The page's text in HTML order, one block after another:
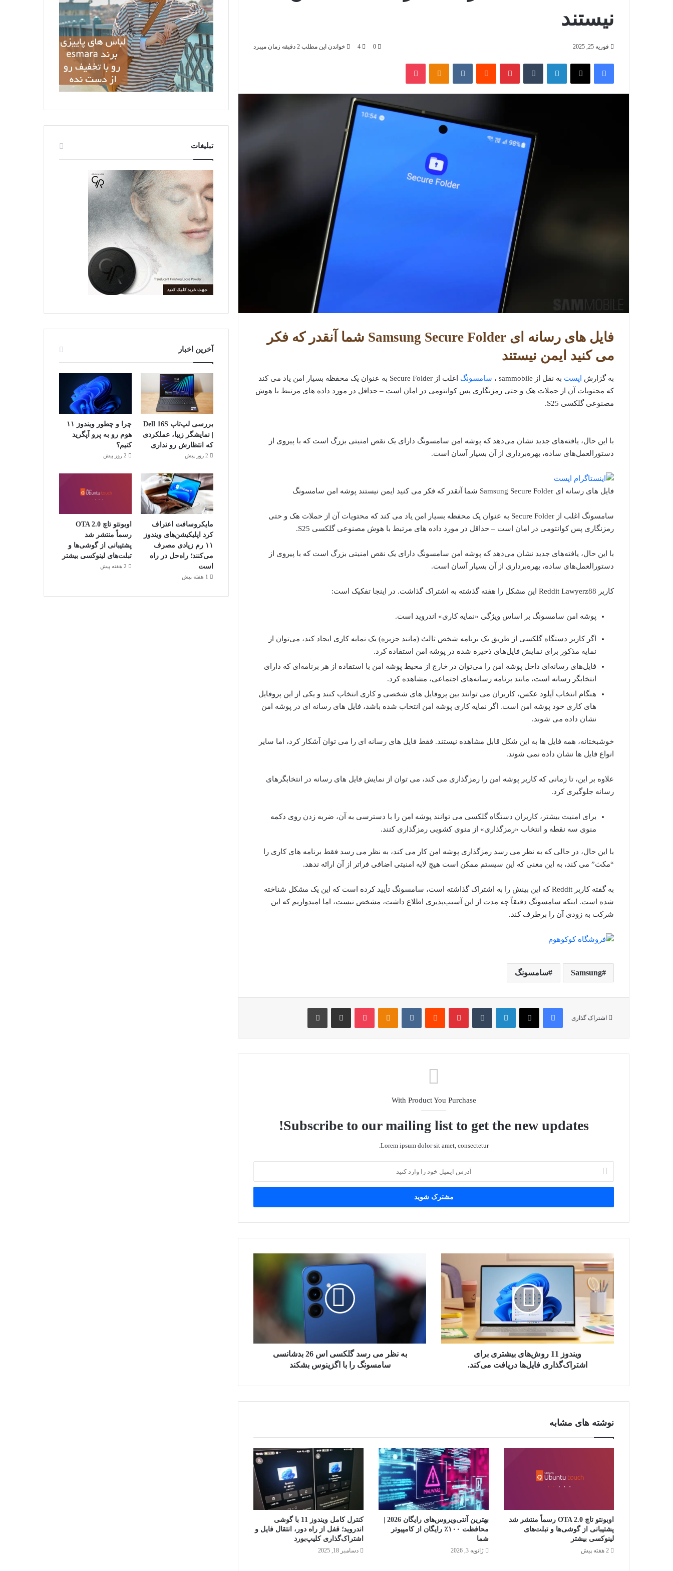
نیستند
فوریه 25, 2025 0
4 خواندن این مطلب 2 دقیقه زمان میبرد
فیس بوک X لینکدین ‫تامبلر ‫پین‌ترست‫رددیت ‫VKontakte
‫Odnoklassniki
پاکت
فایل های رسانه ای Samsung Secure Folder شما آنقدر که فکر
می کنید ایمن نیستند
به گزارش اپست به نقل از sammobile ، سامسونگ
اغلب از Secure Folder به عنوان یک محفظه بسیار امن یاد می کند
که محتویات آن از حملات هک و حتی رمزنگاری پس کوانتومی در امان است – حداقل در مورد داده های مرتبط با هوش
مصنوعی گلکسی S25.
با این حال، یافته‌های جدید نشان می‌دهد که پوشه امن سامسونگ دارای یک نقص امنیتی بزرگ است که با پیروی از
دستورالعمل‌های ساده، بهره‌برداری از آن بسیار آسان است.
فایل های رسانه ای Samsung Secure Folder شما آنقدر که فکر می کنید ایمن نیستند پوشه امن سامسونگ
سامسونگ اغلب از Secure Folder به عنوان یک محفظه بسیار امن یاد می کند که محتویات آن از حملات هک و حتی
رمزنگاری پس کوانتومی در امان است – حداقل در مورد داده های مرتبط با هوش مصنوعی گلکسی S25.
با این حال، یافته‌های جدید نشان می‌دهد که پوشه امن سامسونگ دارای یک نقص امنیتی بزرگ است که با پیروی از
دستورالعمل‌های ساده، بهره‌برداری از آن بسیار آسان است.
کاربر Reddit Lawyerz88 این مشکل را هفته گذشته به اشتراک گذاشت. در اینجا تفکیک است:
پوشه امن سامسونگ بر اساس ویژگی «نمایه کاری» اندروید است.
اگر کاربر دستگاه گلکسی از طریق یک برنامه شخص ثالث (مانند جزیره) یک نمایه کاری ایجاد کند، می‌توان از
نمایه مذکور برای نمایش فایل‌های ذخیره شده در پوشه امن استفاده کرد.
فایل‌های رسانه‌ای داخل پوشه امن را می‌توان در خارج از محیط پوشه امن با استفاده از هر برنامه‌ای که دارای
انتخابگر رسانه است، مانند برنامه رسانه‌های اجتماعی، مشاهده کرد.
هنگام انتخاب آپلود عکس، کاربران می توانند بین پروفایل های شخصی و کاری انتخاب کنند و یکی از این پروفایل
های کاری خود پوشه امن است. اگر نمایه کاری پوشه امن انتخاب شده باشد، فایل های رسانه ای در پوشه امن
نشان داده می شوند.
خوشبختانه، همه فایل ها به این شکل قابل مشاهده نیستند. فقط فایل های رسانه ای را می توان آشکار کرد، اما سایر
انواع فایل ها نشان داده نمی شوند.
علاوه بر این، تا زمانی که کاربر پوشه امن را رمزگذاری می کند، می توان از نمایش فایل های رسانه در انتخابگرهای
رسانه جلوگیری کرد.
برای امنیت بیشتر، کاربران دستگاه گلکسی می توانند پوشه امن را با دسترسی به آن، ضربه زدن روی دکمه
منوی سه نقطه و انتخاب «رمزگذاری» از منوی کشویی رمزگذاری کنند.
با این حال، در حالی که به نظر می رسد رمزگذاری پوشه امن کار می کند، به نظر می رسد فقط برنامه های کاری را
“مکث” می کند، به این معنی که این سیستم ممکن است هیچ لایه امنیتی اضافی فراتر از آن ارائه ندهد.
به گفته کاربر Reddit که این بینش را به اشتراک گذاشته است، سامسونگ تأیید کرده است که این یک مشکل شناخته
شده است. اینکه سامسونگ دقیقاً چه مدت از این آسیب‌پذیری اطلاع داشت، مشخص نیست، اما امیدواریم که این
شرکت به زودی آن را برطرف کند.
Samsung سامسونگ
اشتراک گذاری
فیس بوک X لینکدین ‫تامبلر ‫پین‌ترست‫رددیت ‫VKontakte
‫Odnoklassniki
پاکت اشتراک گذاری از طریق ایمیل چاپ
With Product You Purchase
Subscribe to our mailing list to get the new updates!
Lorem ipsum dolor sit amet, consectetur.
ایمیل
خود
وارد
ویندوز
11
روش‌های
بیشتری
برای
اشتراک‌گذاری
فایل‌ها
دریافت
می‌کند.
ویندوز 11 روش‌های بیشتری برای
اشتراک‌گذاری فایل‌ها دریافت می‌کند.
می
رسد
بدشانسی
سامسونگ
بشکند
به نظر می رسد گلکسی اس 26 بدشانسی
سامسونگ را با اگزینوس بشکند
نوشته های مشابه
اوبونتو تاچ OTA 2.0 رسماً منتشر شد
پشتیبانی از گوشی‌ها و تبلت‌های
لینوکسی بیشتر
2 هفته پیش
بهترین آنتی‌ویروس‌های رایگان 2026 |
محافظت ۱۰۰٪ رایگان از کامپیوتر
شما
ژانویه 3, 2026
کنترل کامل ویندوز 11 با گوشی
اندروید؛ قفل از راه دور، انتقال فایل و
اشتراک‌گذاری کلیپ‌بورد
دسامبر 18, 2025
تبلیغات
آخرین اخبار
بررسی لپ‌تاپ Dell 16S
| نمایشگر زیبا، عملکردی
که انتظارش رو نداری
2 روز پیش
چرا و چطور ویندوز ۱۱
هوم رو به پرو آپگرید
کنیم؟
2 روز پیش
مایکروسافت اعتراف
کرد اپلیکیشن‌های ویندوز
۱۱ رم زیادی مصرف
می‌کنند؛ راه‌حل در راه
است
1 هفته پیش
اوبونتو تاچ OTA 2.0
رسماً منتشر شد
پشتیبانی از گوشی‌ها و
تبلت‌های لینوکسی بیشتر
2 هفته پیش